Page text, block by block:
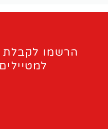
הרשמו לקבלת